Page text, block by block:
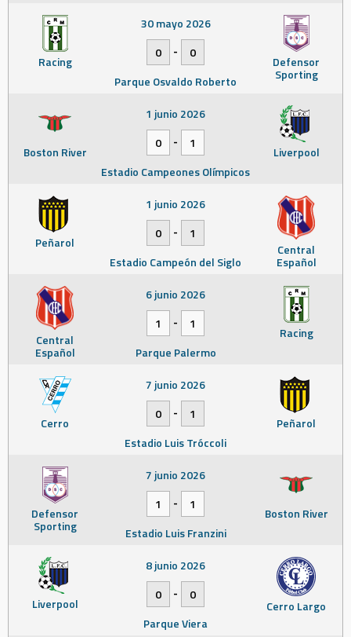
Racing Defensor
Sporting
30 mayo 2026
0
-
0
Parque Osvaldo Roberto
Boston River Liverpool
1 junio 2026
0
-
1
Estadio Campeones Olímpicos
Peñarol Central
Español
1 junio 2026
0
-
1
Estadio Campeón del Siglo
Central
Español
Racing
6 junio 2026
1
-
1
Parque Palermo
Cerro Peñarol
7 junio 2026
0
-
1
Estadio Luis Tróccoli
Defensor
Sporting
Boston River
7 junio 2026
1
-
1
Estadio Luis Franzini
Liverpool Cerro Largo
8 junio 2026
0
-
0
Parque Viera